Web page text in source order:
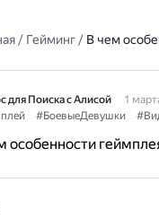
/ Гейминг/ В чем
для Поиска с Алисой
1
#БоевыеДевушки
особенности